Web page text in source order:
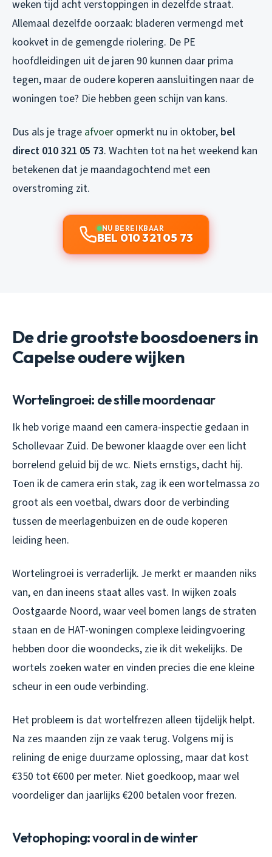
weken tijd acht verstoppingen in dezelfde straat.
Allemaal dezelfde oorzaak: bladeren vermengd met
kookvet in de gemengde riolering. De PE
hoofdleidingen uit de jaren 90 kunnen daar prima
tegen, maar de oudere koperen aansluitingen naar de
woningen toe? Die hebben geen schijn van kans.
Dus als je trage afvoer opmerkt nu in oktober, bel
direct 010 321 05 73. Wachten tot na het weekend kan
betekenen dat je maandagochtend met een
overstroming zit.
NU BEREIKBAAR
BEL 010 321 05 73
De drie grootste boosdoeners in
Capelse oudere wijken
Wortelingroei: de stille moordenaar
Ik heb vorige maand een camera-inspectie gedaan in
Schollevaar Zuid. De bewoner klaagde over een licht
borrelend geluid bij de wc. Niets ernstigs, dacht hij.
Toen ik de camera erin stak, zag ik een wortelmassa zo
groot als een voetbal, dwars door de verbinding
tussen de meerlagenbuizen en de oude koperen
leiding heen.
Wortelingroei is verraderlijk. Je merkt er maanden niks
van, en dan ineens staat alles vast. In wijken zoals
Oostgaarde Noord, waar veel bomen langs de straten
staan en de HAT-woningen complexe leidingvoering
hebben door die woondecks, zie ik dit wekelijks. De
wortels zoeken water en vinden precies die ene kleine
scheur in een oude verbinding.
Het probleem is dat wortelfrezen alleen tijdelijk helpt.
Na zes maanden zijn ze vaak terug. Volgens mij is
relining de enige duurzame oplossing, maar dat kost
€350 tot €600 per meter. Niet goedkoop, maar wel
voordeliger dan jaarlijks €200 betalen voor frezen.
Vetophoping: vooral in de winter